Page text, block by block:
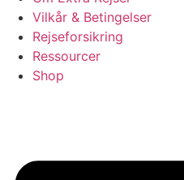
Vilkår & Betingelser
Rejseforsikring
Ressourcer
Shop